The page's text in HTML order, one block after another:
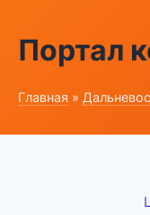
Портал
Главная »